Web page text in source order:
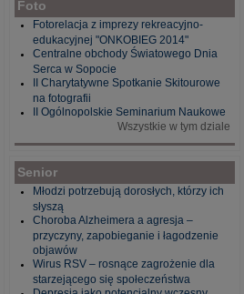
Foto
Fotorelacja z imprezy rekreacyjno-
edukacyjnej "ONKOBIEG 2014"
Centralne obchody Światowego Dnia
Serca w Sopocie
II Charytatywne Spotkanie Skitourowe
na fotografii
II Ogólnopolskie Seminarium Naukowe
Wszystkie w tym dziale
Senior
Młodzi potrzebują dorosłych, którzy ich
słyszą
Choroba Alzheimera a agresja –
przyczyny, zapobieganie i łagodzenie
objawów
Wirus RSV – rosnące zagrożenie dla
starzejącego się społeczeństwa